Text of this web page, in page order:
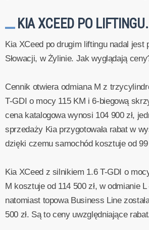
KIA XCEED PO
Kia XCeed po drugim liftingu nadal jest
Słowacji, w Żylinie. Jak wyglądają
Cennik otwiera odmiana M z
T-GDI o mocy 115 KM i 6-biegową
cena katalogowa wynosi 104 900 zł,
sprzedaży Kia przygotowała rabat w
dzięki czemu samochód kosztuje od 99
Kia XCeed z silnikiem 1.6 T-GDI o
M kosztuje od 114 500 zł, w odmianie L
natomiast topowa Business Line
500 zł. Są to ceny uwzględniające